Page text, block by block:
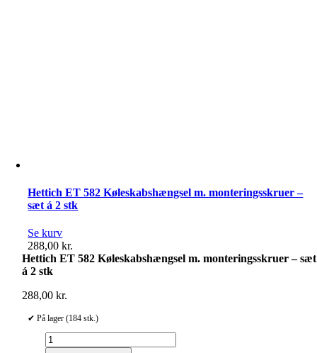
Hettich ET 582 Køleskabshængsel m. monteringsskruer –
sæt á 2 stk
Se kurv
288,00kr.
Hettich ET 582 Køleskabshængsel m. monteringsskruer – sæt
á 2 stk
288,00kr.
✔ På lager (184 stk.)
Hettich
ET